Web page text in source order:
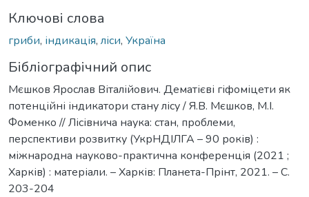
Ключові слова
гриби, індикація, ліси, Україна
Бібліографічний опис
Мєшков Ярослав Віталійович. Дематієві гіфоміцети як
потенційні індикатори стану лісу / Я.В. Мєшков, М.І.
Фоменко // Лісівнича наука: стан, проблеми,
перспективи розвитку (УкрНДІЛГА – 90 років) :
міжнародна науково-практична конференція (2021 ;
Харків) : матеріали. – Харків: Планета-Прінт, 2021. – С.
203-204